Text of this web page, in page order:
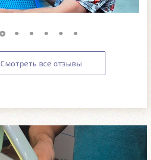
Смотреть все отзывы